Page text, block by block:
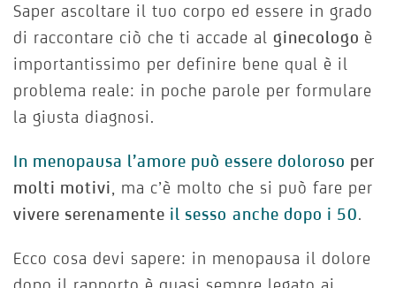
Saper ascoltare il tuo corpo ed essere in grado
di raccontare ciò che ti accade al ginecologo è
importantissimo per definire bene qual è il
problema reale: in poche parole per formulare
la giusta diagnosi.
In menopausa l’amore può essere doloroso per
molti motivi, ma c’è molto che si può fare per
vivere serenamente il sesso anche dopo i 50.
Ecco cosa devi sapere: in menopausa il dolore